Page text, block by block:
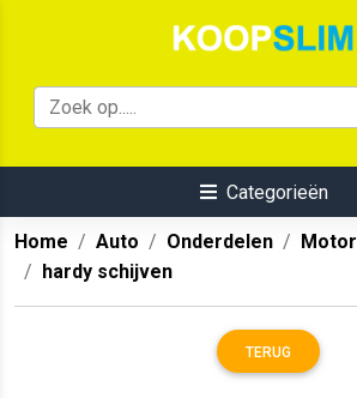
Categorieën
Home Auto Onderdelen Motor
hardy schijven
TERUG